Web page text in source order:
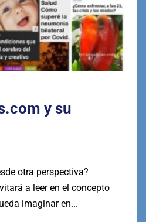
y su
otra perspectiva?
a leer en el concepto
imaginar en...